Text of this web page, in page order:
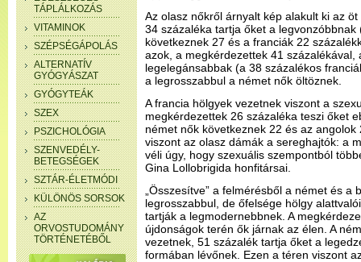
TÁPLÁLKOZÁS
VITAMINOK
SZÉPSÉGÁPOLÁS
ALTERNATÍV
GYÓGYÁSZAT
GYÓGYTEÁK
SZEX
PSZICHOLÓGIA
SZENVEDÉLY-
BETEGSÉGEK
SZTÁR-ÉLETMÓDI
KÜLÖNÖS SORSOK
AZ
ORVOSTUDOMÁNY
TÖRTÉNETÉBŐL
Az olasz nőkről árnyalt kép alakult ki az
34 százaléka tartja őket a legvonzóbbnak
következnek 27 és a franciák 22
azok, a megkérdezettek 41 százalékával,
legelegánsabbak (a 38 százalékos
a legrosszabbul a német nők öltöznek.
A francia hölgyek vezetnek viszont a
megkérdezettek 26 százaléka teszi őket
német nők következnek 22 és az
viszont az olasz dámák a sereghajtók: a
véli úgy, hogy szexuális szempontból
Gina Lollobrigida honfitársai.
„Összesítve” a felmérésből a német és a
legrosszabbul, de őfelsége hölgy
tartják a legmodernebbnek. A
újdonságok terén ők járnak az élen. A
vezetnek, 51 százalék tartja őket a
formában lévőnek. Ezen a téren viszont